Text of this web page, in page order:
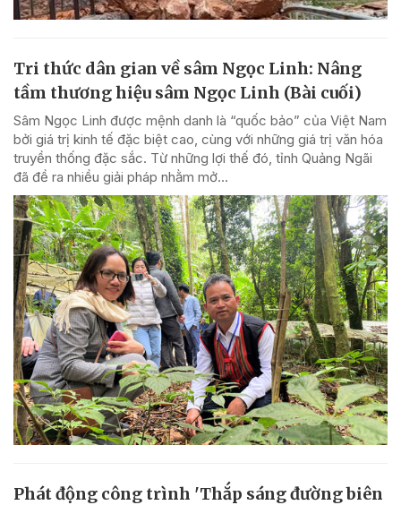
Tri thức dân gian về sâm Ngọc Linh: Nâng
tầm thương hiệu sâm Ngọc Linh (Bài cuối)
Sâm Ngọc Linh được mệnh danh là “quốc bảo” của Việt Nam
bởi giá trị kinh tế đặc biệt cao, cùng với những giá trị văn hóa
truyền thống đặc sắc. Từ những lợi thế đó, tỉnh Quảng Ngãi
đã đề ra nhiều giải pháp nhằm mở...
Phát động công trình 'Thắp sáng đường biên